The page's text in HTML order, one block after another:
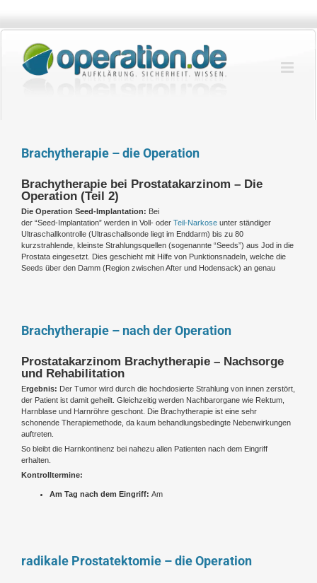
springen
Brachytherapie – die Operation
Brachytherapie bei Prostatakarzinom – Die
Operation (Teil 2)
Die Operation Seed-Implantation: Bei
der “Seed-Implantation” werden in Voll- oder Teil-Narkose unter ständiger
Ultraschallkontrolle (Ultraschallsonde liegt im Enddarm) bis zu 80
kurzstrahlende, kleinste Strahlungsquellen (sogenannte “Seeds”) aus Jod in die
Prostata eingesetzt. Dies geschieht mit Hilfe von Punktionsnadeln, welche die
Seeds über den Damm (Region zwischen After und Hodensack) an genau
Brachytherapie – nach der Operation
Prostatakarzinom Brachytherapie – Nachsorge
und Rehabilitation
Ergebnis: Der Tumor wird durch die hochdosierte Strahlung von innen zerstört,
der Patient ist damit geheilt. Gleichzeitig werden Nachbarorgane wie Rektum,
Harnblase und Harnröhre geschont. Die Brachytherapie ist eine sehr
schonende Therapiemethode, da kaum behandlungsbedingte Nebenwirkungen
auftreten.
So bleibt die Harnkontinenz bei nahezu allen Patienten nach dem Eingriff
erhalten.
Kontrolltermine:
Am Tag nach dem Eingriff: Am
radikale Prostatektomie – die Operation